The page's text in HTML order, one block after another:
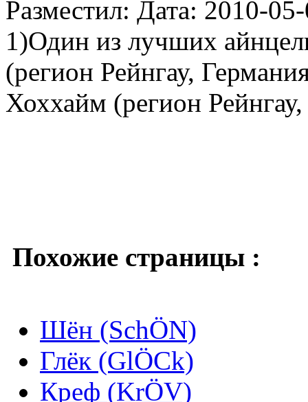
Разместил: Дата: 2010-
1)Один из лучших
(регион Рейнгау,
Хоххайм (регион
Похожие страницы :
Шён (SchÖN)
Глёк (GlÖCk)
Креф (KrÖV)